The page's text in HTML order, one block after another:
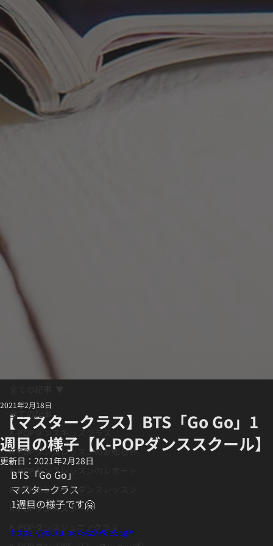
全ての記事
K-POPダンスキッズクラス
K-POPダンスレッスンのお知らせ
K-POPダンスレッスンのレポート
K-POPオンラインダンスレッスン
K-POPダンススクール
K-POPダンスジュニアクラス
【マスタークラス 】BTS「Go Go」1
週目の様子 【K-POPダンススクール】
2021年2月18日
更新日： 2021年2月28日
BTS「Go Go」﻿
マスタークラス﻿
1週目の様子です🤗
https://youtu.be/SkzXV8eSagM